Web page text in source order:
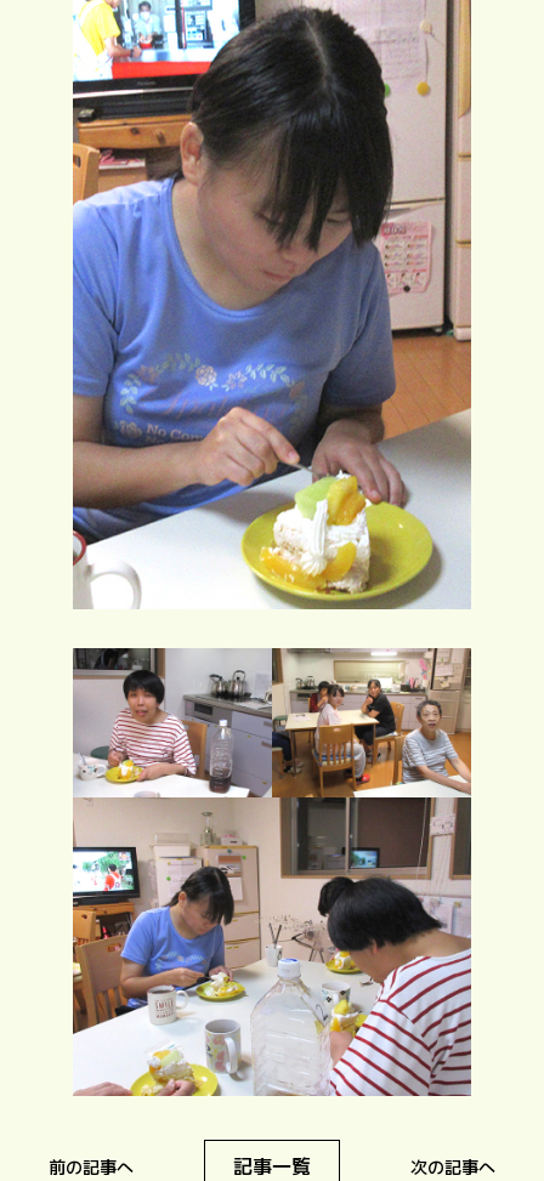
前の記事へ 記事一覧 次の記事へ